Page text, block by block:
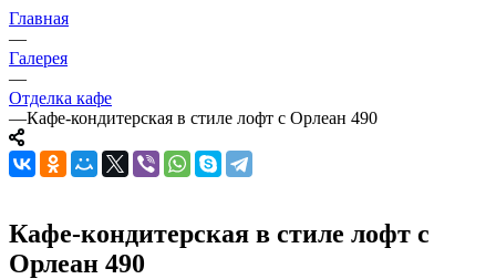
Главная
—
Галерея
—
Отделка кафе
—Кафе-кондитерская в стиле лофт с Орлеан 490
Кафе-кондитерская в стиле лофт с
Орлеан 490